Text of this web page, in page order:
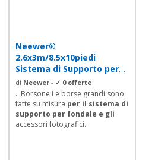
Neewer®
2.6x3m/8.5x10piedi
Sistema di Supporto per
Sfondo Fondale & Kit...
di Neewer - ✓ 0 offerte
...Borsone Le borse grandi sono
fatte su misura per il sistema di
supporto per fondale e gli
accessori fotografici.